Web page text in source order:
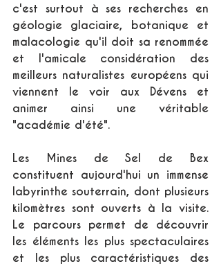
c'est surtout à ses recherches en
géologie glaciaire, botanique et
malacologie qu'il doit sa renommée
et l'amicale considération des
meilleurs naturalistes européens qui
viennent le voir aux Dévens et
animer ainsi une véritable
"académie d'été".
Les Mines de Sel de Bex
constituent aujourd'hui un immense
labyrinthe souterrain, dont plusieurs
kilomètres sont ouverts à la visite.
Le parcours permet de découvrir
les éléments les plus spectaculaires
et les plus caractéristiques des